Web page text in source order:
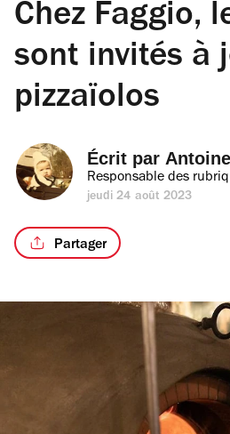
Chez Faggio,
sont invités à
pizzaïolos
Écrit par
Responsable des
jeudi 24 août 2023
Partager